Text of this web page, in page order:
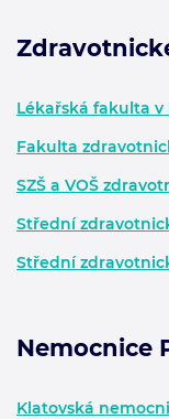
Lékařská fakulta v
Fakulta
SZŠ a VOŠ
Střední
Střední
Nemocnice
Klatovská